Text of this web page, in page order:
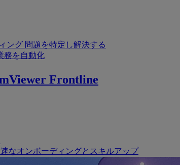
ング 問題を特定し解決する
務を自動化
Frontline
なオンボーディングとスキルアップ